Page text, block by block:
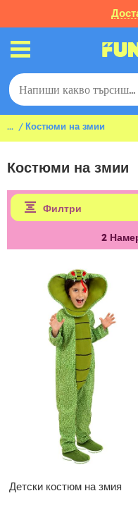
... Костюми на змии
Костюми на змии
Филтри
2
Детски костюм на змия